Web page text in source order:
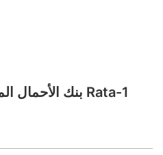
بنك الأحمال المقاوم للتيار المستمر من Rata-1